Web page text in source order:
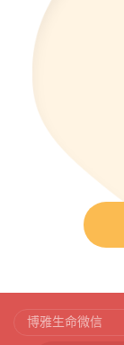
博雅生命微信